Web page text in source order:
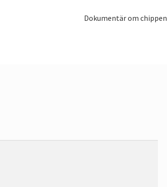
Nästa
Dokumentär om chippen